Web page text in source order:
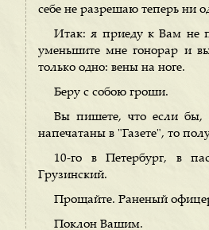
себе не разрешаю теперь ни
Итак: я приеду к Вам не
уменьшите мне гонорар и
только одно: вены на ноге.
Беру с собою гроши.
Вы пишете, что если бы,
напечатаны в "Газете", то
10-го в Петербург, в
Грузинский.
Прощайте. Раненый
Поклон Вашим.